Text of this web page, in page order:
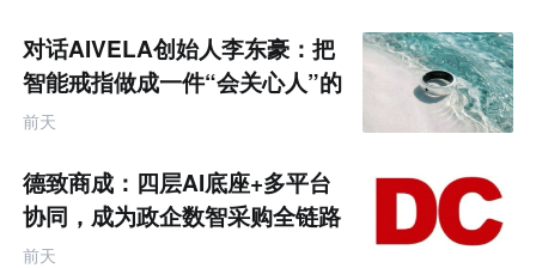
对话AIVELA创始人李东豪：把
智能戒指做成一件“会关心人”的
饰品
前天
德致商成：四层AI底座+多平台
协同，成为政企数智采购全链路
服务商
前天